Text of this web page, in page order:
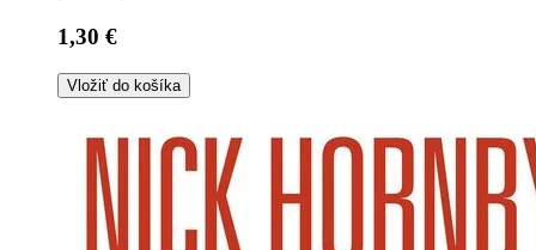
1,30 €
Vložiť do košíka